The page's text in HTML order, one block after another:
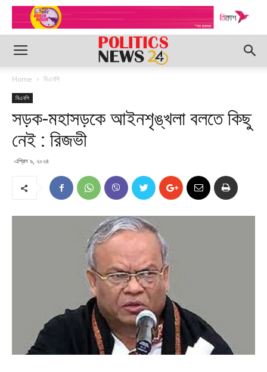
Home বিএনপি
বিএনপি
সড়ক-মহাসড়কে আইনশৃঙ্খলা বলতে কিছু
নেই : রিজভী
এপ্রিল ৯, ২০২৪